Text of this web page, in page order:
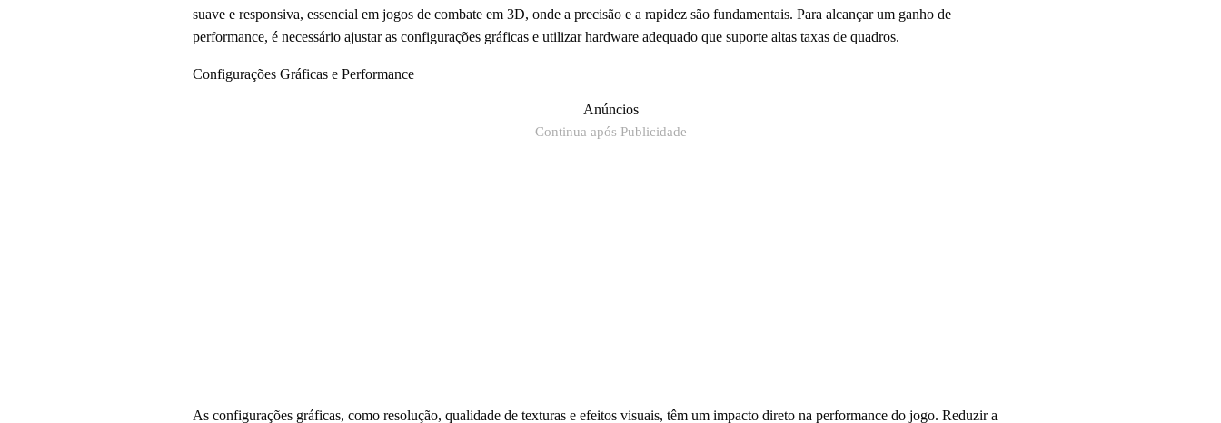
suave e responsiva, essencial em jogos de combate em 3D, onde a precisão e a rapidez são fundamentais. Para alcançar um ganho de
performance, é necessário ajustar as configurações gráficas e utilizar hardware adequado que suporte altas taxas de quadros.
Configurações Gráficas e Performance
Anúncios
Continua após Publicidade
As configurações gráficas, como resolução, qualidade de texturas e efeitos visuais, têm um impacto direto na performance do jogo. Reduzir a